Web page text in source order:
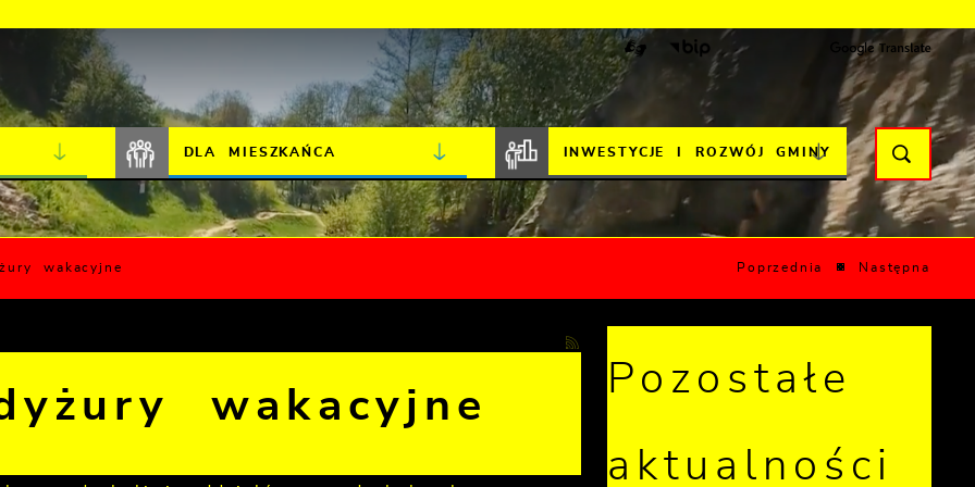
JAKOŚĆ POWIETRZA
DLA MIESZKAŃCA INWESTYCJE I ROZWÓJ GMINY
wakacyjne Poprzednia Następna
wakacyjne
Pozostałe
aktualności